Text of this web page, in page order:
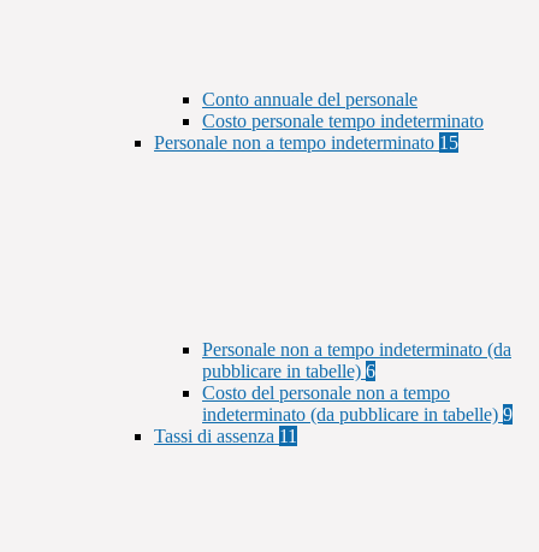
Conto annuale del personale
Costo personale tempo indeterminato
Personale non a tempo indeterminato 15
Personale non a tempo indeterminato (da
pubblicare in tabelle) 6
Costo del personale non a tempo
indeterminato (da pubblicare in tabelle) 9
Tassi di assenza 11